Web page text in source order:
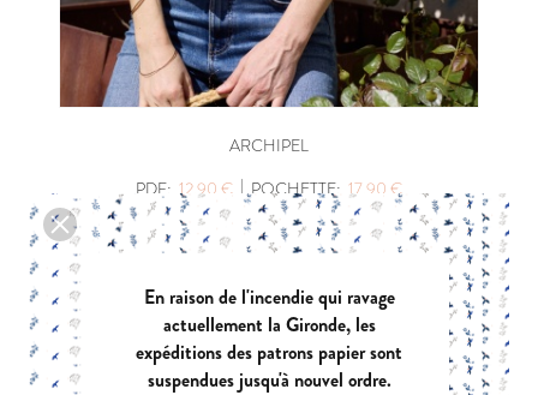
ARCHIPEL
PDF: 12,90 € | POCHETTE: 17,90 €
En raison de l'incendie qui ravage
actuellement la Gironde, les
expéditions des patrons papier sont
suspendues jusqu'à nouvel ordre.